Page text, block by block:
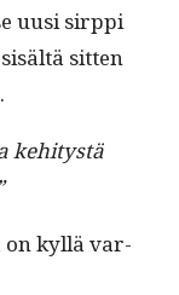
uusi sirp­pi
sit­ten
kehi­tys­tä
on kyl­lä var­